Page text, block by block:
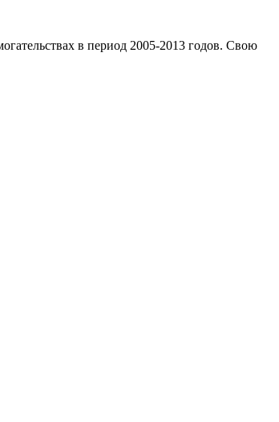
в период 2005-2013 годов. Свою